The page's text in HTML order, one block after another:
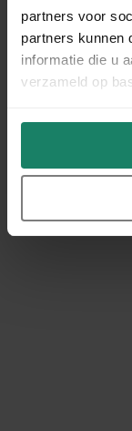
partners voor
partners kunnen
informatie die u
verzameld op